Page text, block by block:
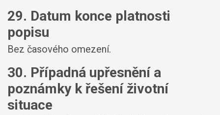
29. Datum konce platnosti
popisu
Bez časového omezení.
30. Případná upřesnění a
poznámky k řešení životní
situace